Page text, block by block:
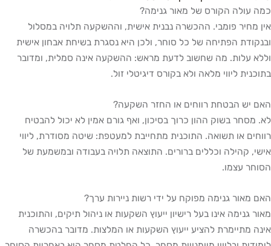
כמה עולה הקורס של מאור גנימה?
אין מחיר פומבי. ההכשרה נבנית אישית, וההשקעה תלויה במסלול
ובנקודת הפתיחה של כל סוחר, ולכן היא נסגרת בשיחת אבחון אישית
וללא עלות. מה שחשוב לדעת מראש: ההשקעה אינה סמלית, ומדובר
בתוכנית ליווי מלאה ולא בקורס דיגיטלי זול.
האם יש הבטחת רווחים או החזר השקעה?
לא. מסחר בשוק ההון כרוך בסיכון, ואף גורם אמין לא יכול להבטיח
רווחים או תשואה. התוכנית מתחייבת למעטפת: שיטה מסודרת, ליווי
אישי, קהילה וכללים ברורים. התוצאה תלויה בעבודה ובמשמעת של
הסוחר עצמו.
האם מאור גנימה מפוקח על ידי רשות ניירות ערך?
מאור גנימה אינו בעל רישיון ייעוץ השקעות או ניהול תיקים, והתוכנית
אינה מתיימרת להציע ייעוץ השקעות או המלצות. מדובר בהכשרה